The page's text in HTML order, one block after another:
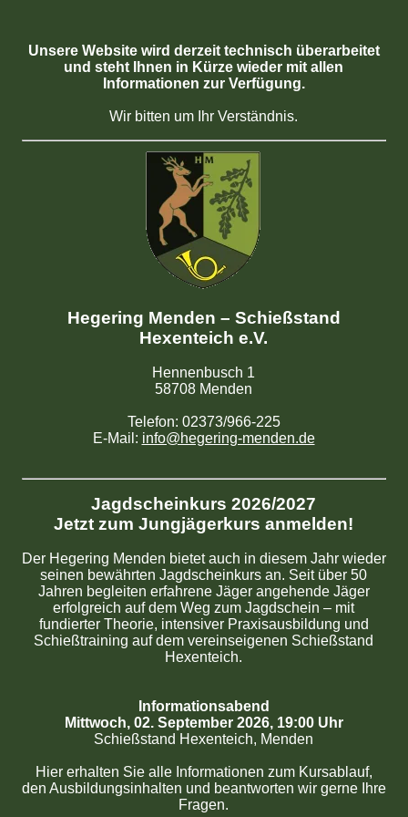
Unsere Website wird derzeit technisch überarbeitet
und steht Ihnen in Kürze wieder mit allen
Informationen zur Verfügung.
Wir bitten um Ihr Verständnis.
Hegering Menden – Schießstand
Hexenteich e.V.
Hennenbusch 1
58708 Menden
Telefon: 02373/966-225
E-Mail: info@hegering-menden.de
Jagdscheinkurs 2026/2027
Jetzt zum Jungjägerkurs anmelden!
Der Hegering Menden bietet auch in diesem Jahr wieder
seinen bewährten Jagdscheinkurs an. Seit über 50
Jahren begleiten erfahrene Jäger angehende Jäger
erfolgreich auf dem Weg zum Jagdschein – mit
fundierter Theorie, intensiver Praxisausbildung und
Schießtraining auf dem vereinseigenen Schießstand
Hexenteich.
Informationsabend
Mittwoch, 02. September 2026, 19:00 Uhr
Schießstand Hexenteich, Menden
Hier erhalten Sie alle Informationen zum Kursablauf,
den Ausbildungsinhalten und beantworten wir gerne Ihre
Fragen.